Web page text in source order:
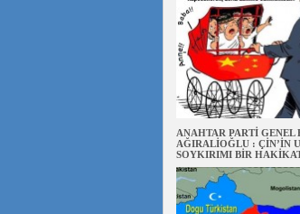
ANAHTAR PARTİ GENEL
AĞIRALİOĞLU : ÇİN’İN
SOYKIRIMI BİR